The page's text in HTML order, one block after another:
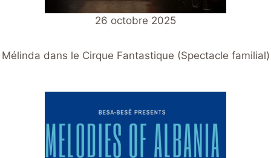
26 octobre 2025
Mélinda dans le Cirque Fantastique (Spectacle familial)